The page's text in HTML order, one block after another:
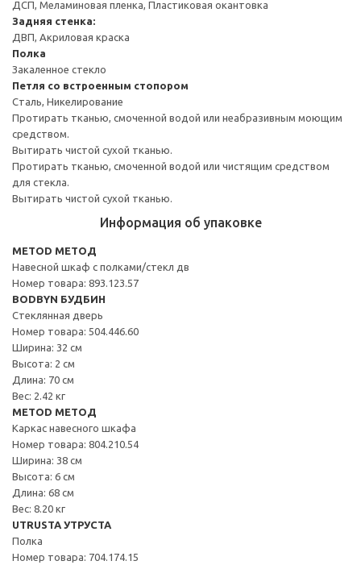
ДСП, Меламиновая пленка, Пластиковая окантовка
Задняя стенка:
ДВП, Акриловая краска
Полка
Закаленное стекло
Петля со встроенным стопором
Сталь, Никелирование
Протирать тканью, смоченной водой или неабразивным моющим
средством.
Вытирать чистой сухой тканью.
Протирать тканью, смоченной водой или чистящим средством
для стекла.
Вытирать чистой сухой тканью.
Информация об упаковке
METOD МЕТОД
Навесной шкаф с полками/стекл дв
Номер товара: 893.123.57
BODBYN БУДБИН
Стеклянная дверь
Номер товара: 504.446.60
Ширина: 32 см
Высота: 2 см
Длина: 70 см
Вес: 2.42 кг
METOD МЕТОД
Каркас навесного шкафа
Номер товара: 804.210.54
Ширина: 38 см
Высота: 6 см
Длина: 68 см
Вес: 8.20 кг
UTRUSTA УТРУСТА
Полка
Номер товара: 704.174.15